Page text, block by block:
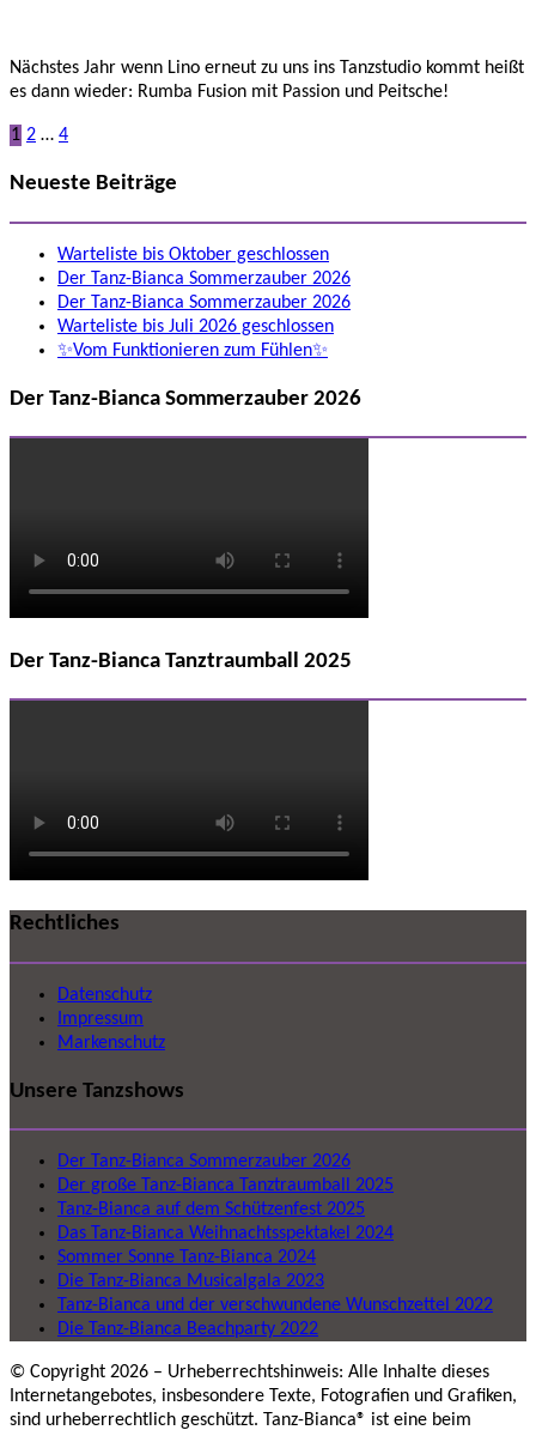
Nächstes Jahr wenn Lino erneut zu uns ins Tanzstudio kommt heißt
es dann wieder: Rumba Fusion mit Passion und Peitsche!
Seitennummerierung
Beiträge
1 2 … 4
Neueste Beiträge
Warteliste bis Oktober geschlossen
Der Tanz-Bianca Sommerzauber 2026
Der Tanz-Bianca Sommerzauber 2026
Warteliste bis Juli 2026 geschlossen
✨Vom Funktionieren zum Fühlen✨
Der Tanz-Bianca Sommerzauber 2026
Der Tanz-Bianca Tanztraumball 2025
Rechtliches
Datenschutz
Impressum
Markenschutz
Unsere Tanzshows
Der Tanz-Bianca Sommerzauber 2026
Der große Tanz-Bianca Tanztraumball 2025
Tanz-Bianca auf dem Schützenfest 2025
Das Tanz-Bianca Weihnachtsspektakel 2024
Sommer Sonne Tanz-Bianca 2024
Die Tanz-Bianca Musicalgala 2023
Tanz-Bianca und der verschwundene Wunschzettel 2022
Die Tanz-Bianca Beachparty 2022
© Copyright 2026 – Urheberrechtshinweis: Alle Inhalte dieses
Internetangebotes, insbesondere Texte, Fotografien und Grafiken,
sind urheberrechtlich geschützt. Tanz-Bianca® ist eine beim